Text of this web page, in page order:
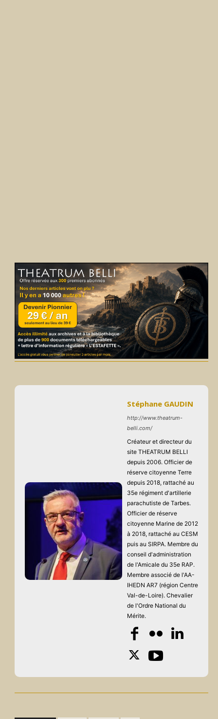
Stéphane GAUDIN
http://www.theatrum-
belli.com/
Créateur et directeur du
site THEATRUM BELLI
depuis 2006. Officier de
réserve citoyenne Terre
depuis 2018, rattaché au
35e régiment d'artillerie
parachutiste de Tarbes.
Officier de réserve
citoyenne Marine de 2012
à 2018, rattaché au CESM
puis au SIRPA. Membre du
conseil d'administration
de l'Amicale du 35e RAP.
Membre associé de l'AA-
IHEDN AR7 (région Centre
Val-de-Loire). Chevalier
de l'Ordre National du
Mérite.